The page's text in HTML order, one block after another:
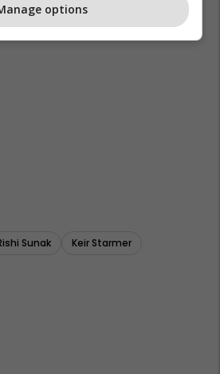
Sunak Keir Starmer
options